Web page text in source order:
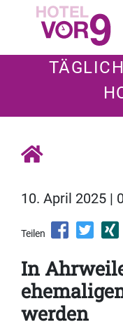
10. April 2025 |
Teilen
In
werden